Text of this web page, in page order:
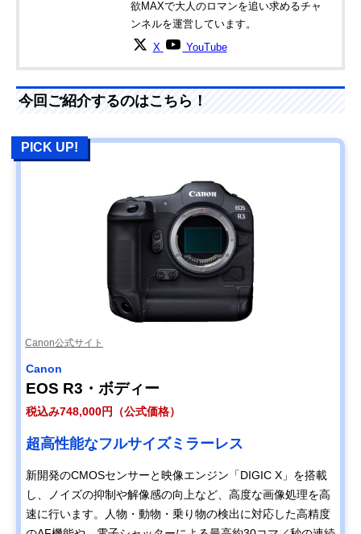
欲MAXで大人のロマンを追い求めるチャ
ンネルを運営しています。
X YouTube
今回ご紹介するのはこちら！
PICK UP!
Canon公式サイト
Canon
EOS R3・ボディー
税込み748,000円（公式価格）
超高性能なフルサイズミラーレス
新開発のCMOSセンサーと映像エンジン「DIGIC X」を搭載
し、ノイズの抑制や解像感の向上など、高度な画像処理を高
速に行います。人物・動物・乗り物の検出に対応した高精度